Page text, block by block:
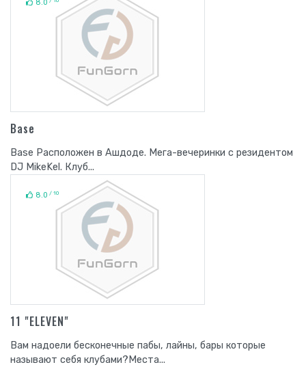
8.0
Base
Base Расположен в Ашдоде. Мега-вечеринки с резидентом
DJ MikeKel. Клуб...
8.0 / 10
11 "ELEVEN"
Вам надоели бесконечные пабы, лайны, бары которые
называют себя клубами?Места...